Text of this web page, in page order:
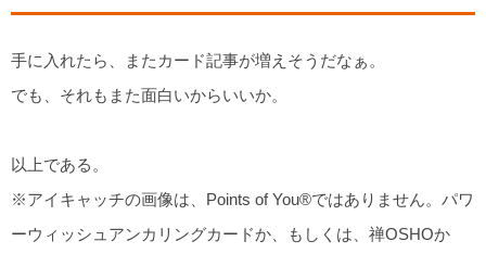
手に入れたら、またカード記事が増えそうだなぁ。
でも、それもまた面白いからいいか。
以上である。
※アイキャッチの画像は、Points of You®︎ではありません。パワ
ーウィッシュアンカリングカードか、もしくは、禅OSHOか